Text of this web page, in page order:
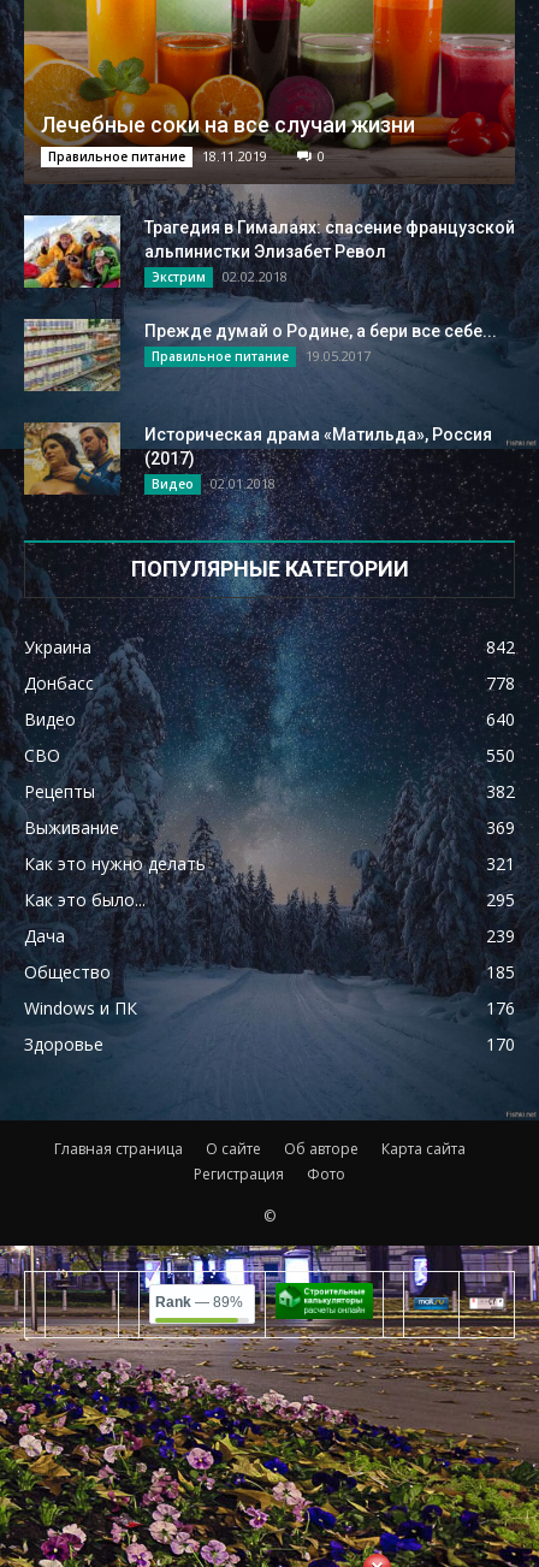
Лечебные соки на все случаи жизни
Правильное питание 18.11.2019 0
Трагедия в Гималаях: спасение французской
альпинистки Элизабет Револ
Экстрим 02.02.2018
Прежде думай о Родине, а бери все себе...
Правильное питание 19.05.2017
Историческая драма «Матильда», Россия
(2017)
Видео 02.01.2018
ПОПУЛЯРНЫЕ КАТЕГОРИИ
Украина
842
Донбасс
778
Видео
640
СВО
550
Рецепты
382
Выживание
369
Как это нужно делать
321
Как это было...
295
Дача
239
Общество
185
Windows и ПК
176
Здоровье
170
Главная страница О сайте Об авторе
Карта сайта
Регистрация
Фото
©
Rank — 89%